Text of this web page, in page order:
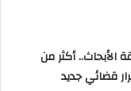
الأبحاث.. أكثر من
قضائي جديد